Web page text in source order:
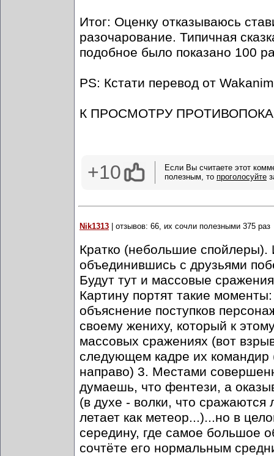
Итог: Оценку отказываюсь
разочарование. Типичная
подобное было показано 100
PS: Кстати перевод от
К ПРОСМОТРУ
+10
Если Вы считаете этот
полезным, то проголосуйте
Nik1313 | отзывов: 66, их сочли полезными 375 раз
Кратко (небольшие
объединившись с друзьями
Будут тут и массовые
Картину портят такие
объяснение поступков
своему жениху, который к
массовых сражениях (вот
следующем кадре их командир
направо) 3. Местами
думаешь, что фентези, а
(в духе - волки, что
летает как метеор...)...но в
середину, где самое большое
сочтёте его нормальным